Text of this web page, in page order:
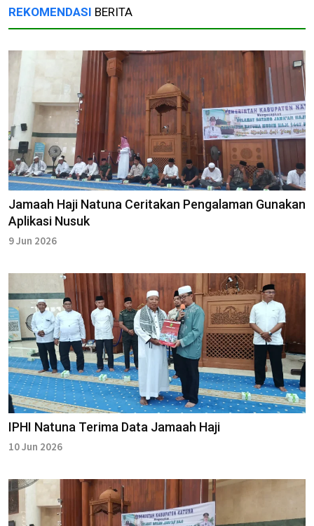
REKOMENDASI BERITA
Jamaah Haji Natuna Ceritakan Pengalaman Gunakan
Aplikasi Nusuk
9 Jun 2026
IPHI Natuna Terima Data Jamaah Haji
10 Jun 2026